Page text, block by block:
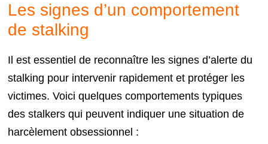
Les signes d’un comportement
de stalking
Il est essentiel de reconnaître les signes d’alerte du
stalking pour intervenir rapidement et protéger les
victimes. Voici quelques comportements typiques
des stalkers qui peuvent indiquer une situation de
harcèlement obsessionnel :